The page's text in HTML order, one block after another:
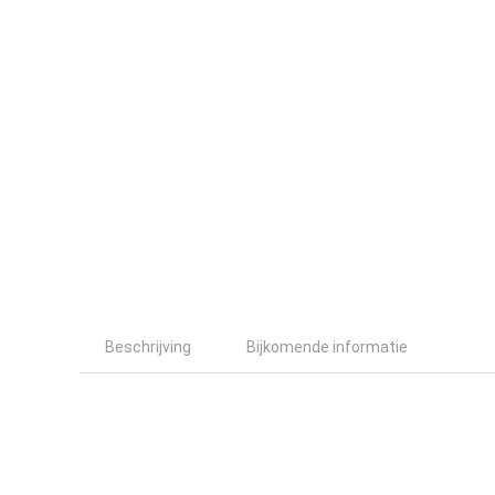
Beschrijving Bijkomende informatie